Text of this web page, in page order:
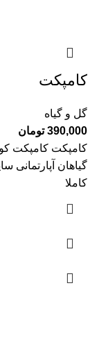
کامپکت
گل و گیاه
390,000 تومان
کامپکت کامپکت
گیاهان
کاملا